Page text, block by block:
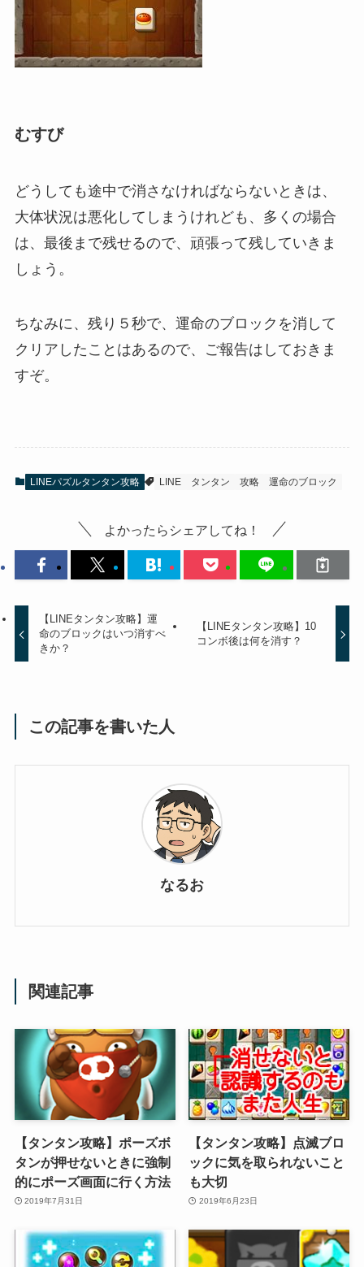
むすび
どうしても途中で消さなければならないときは、
大体状況は悪化してしまうけれども、多くの場合
は、最後まで残せるので、頑張って残していきま
しょう。
ちなみに、残り５秒で、運命のブロックを消して
クリアしたことはあるので、ご報告はしておきま
すぞ。
LINEパズルタンタン攻略 LINE タンタン 攻略 運命のブロック
よかったらシェアしてね！
【LINEタンタン攻略】運
命のブロックはいつ消すべ
きか？
【LINEタンタン攻略】10
コンボ後は何を消す？
この記事を書いた人
なるお
関連記事
【タンタン攻略】ポーズボ
タンが押せないときに強制
的にポーズ画面に行く方法
2019年7月31日
【タンタン攻略】点滅ブロ
ックに気を取られないこと
も大切
2019年6月23日